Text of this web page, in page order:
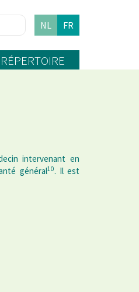
NL FR
RÉPERTOIRE
intervenant en
général10. Il est